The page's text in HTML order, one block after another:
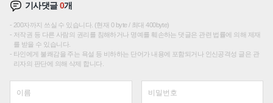
기사댓글0개
200자까지 쓰실 수 있습니다. (현재 0 byte / 최대 400byte)
저작권 등 다른 사람의 권리를 침해하거나 명예를 훼손하는 댓글은 관련 법률에 의해 제재
를 받을 수 있습니다.
타인에게 불쾌감을 주는 욕설 등 비하하는 단어가 내용에 포함되거나 인신공격성 글은 관
리자의 판단에 의해 삭제 합니다.